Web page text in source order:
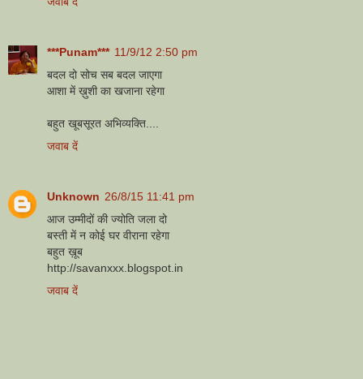
***Punam*** 11/9/12 2:50 pm
बदल दो सोच सब बदल जाएगा
आशा में ख़ुशी का खजाना रहेगा
बहुत खूबसूरत अभिव्यक्ति....
जवाब दें
Unknown 26/8/15 11:41 pm
आज उम्मीदों की ज्योति जला दो
बस्ती में न कोई घर वीराना रहेगा
बहुत ख़ूब
http://savanxxx.blogspot.in
जवाब दें